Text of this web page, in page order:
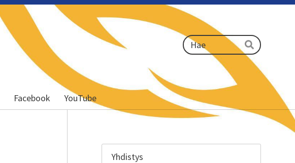
Haku
Hae
Facebook YouTube
Yhdistys